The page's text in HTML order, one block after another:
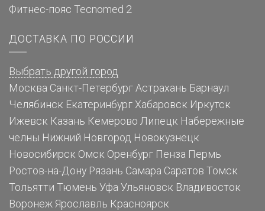
Фитнес-пояс Tecnomed 2
ДОСТАВКА ПО РОССИИ
Выбрать другой город
Москва Санкт-Петербург Астрахань Барнаул
Челябинск Екатеринбург Хабаровск Иркутск
Ижевск Казань Кемерово Липецк Набережные
челны Нижний Новгород Новокузнецк
Новосибирск Омск Оренбург Пенза Пермь
Ростов-на-Дону Рязань Самара Саратов Томск
Тольятти Тюмень Уфа Ульяновск Владивосток
Воронеж Ярославль Красноярск